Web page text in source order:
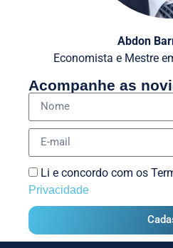
Abdon
Economista e Mestre
Acompanhe as
Li e concordo com os
Privacidade